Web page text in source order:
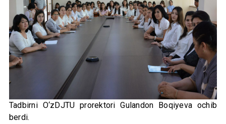
Tadbirni O‘zDJTU prorektori Gulandon Boqiyeva ochib
berdi.